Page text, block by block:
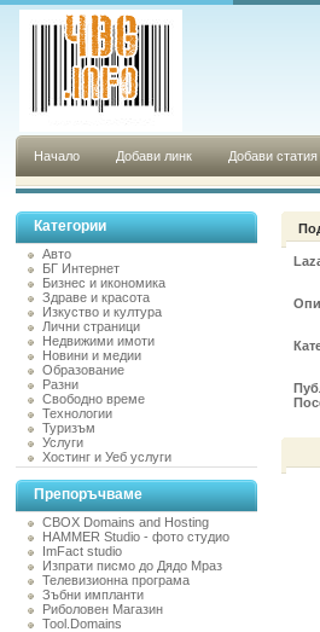
Начало Добави линк Добави статия
Категории
Авто
БГ Интернет
Бизнес и икономика
Здраве и красота
Изкуство и култура
Лични страници
Недвижими имоти
Новини и медии
Образование
Разни
Свободно време
Технологии
Туризъм
Услуги
Хостинг и Уеб услуги
Препоръчваме
CBOX Domains and Hosting
HAMMER Studio - фото студио
ImFact studio
Изпрати писмо до Дядо Мраз
Телевизионна програма
Зъбни импланти
Риболовен Магазин
Tool.Domains